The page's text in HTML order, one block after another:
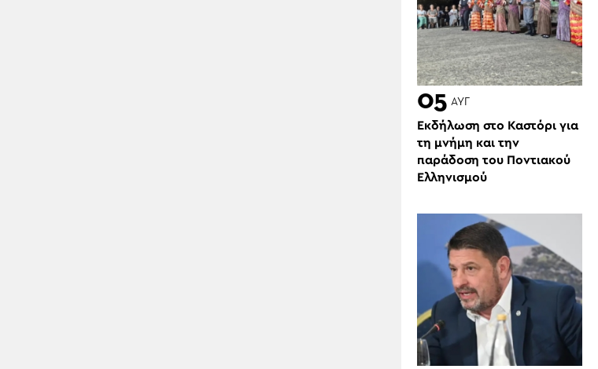
05 ΑΥΓ
Εκδήλωση στο Καστόρι για
τη μνήμη και την
παράδοση του Ποντιακού
Ελληνισμού